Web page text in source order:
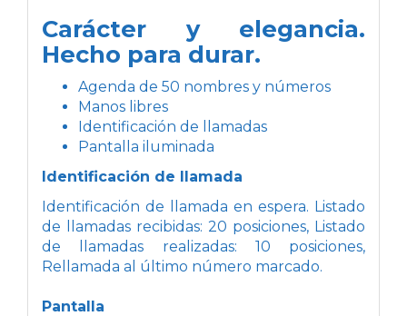
Carácter y elegancia.
Hecho para durar.
Agenda de 50 nombres y números
Manos libres
Identificación de llamadas
Pantalla iluminada
Identificación de llamada
Identificación de llamada en espera. Listado
de llamadas recibidas: 20 posiciones, Listado
de llamadas realizadas: 10 posiciones,
Rellamada al último número marcado.
Pantalla